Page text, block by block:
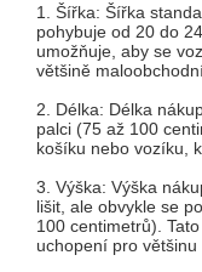
1. Šířka: Šířka
pohybuje od 20 do
umožňuje, aby se
většině
2. Délka: Délka
palci (75 až 100
košíku nebo vozíku,
3. Výška: Výška
lišit, ale obvykle se
100 centimetrů).
uchopení pro většinu